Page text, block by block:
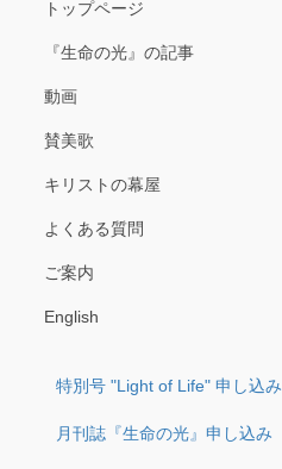
トップページ
『生命の光』の記事
動画
賛美歌
キリストの幕屋
よくある質問
ご案内
English
特別号 "Light of Life" 申し込み
月刊誌『生命の光』申し込み